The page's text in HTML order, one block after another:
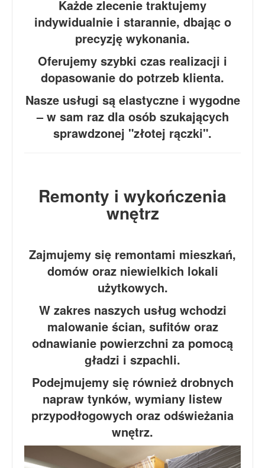
Każde zlecenie traktujemy
indywidualnie i starannie, dbając o
precyzję wykonania.
Oferujemy szybki czas realizacji i
dopasowanie do potrzeb klienta.
Nasze usługi są elastyczne i wygodne
– w sam raz dla osób szukających
sprawdzonej "złotej rączki".
Remonty i wykończenia
wnętrz
Zajmujemy się remontami mieszkań,
domów oraz niewielkich lokali
użytkowych.
W zakres naszych usług wchodzi
malowanie ścian, sufitów oraz
odnawianie powierzchni za pomocą
gładzi i szpachli.
Podejmujemy się również drobnych
napraw tynków, wymiany listew
przypodłogowych oraz odświeżania
wnętrz.